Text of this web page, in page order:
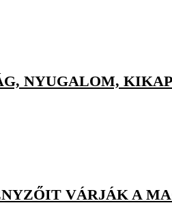
NYUGALOM,
VÁRJÁK A